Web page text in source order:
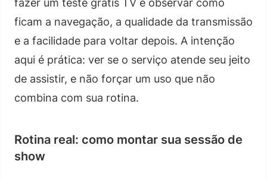
fazer um teste grátis TV e observar como
ficam a navegação, a qualidade da transmissão
e a facilidade para voltar depois. A intenção
aqui é prática: ver se o serviço atende seu jeito
de assistir, e não forçar um uso que não
combina com sua rotina.
Rotina real: como montar sua sessão de
show